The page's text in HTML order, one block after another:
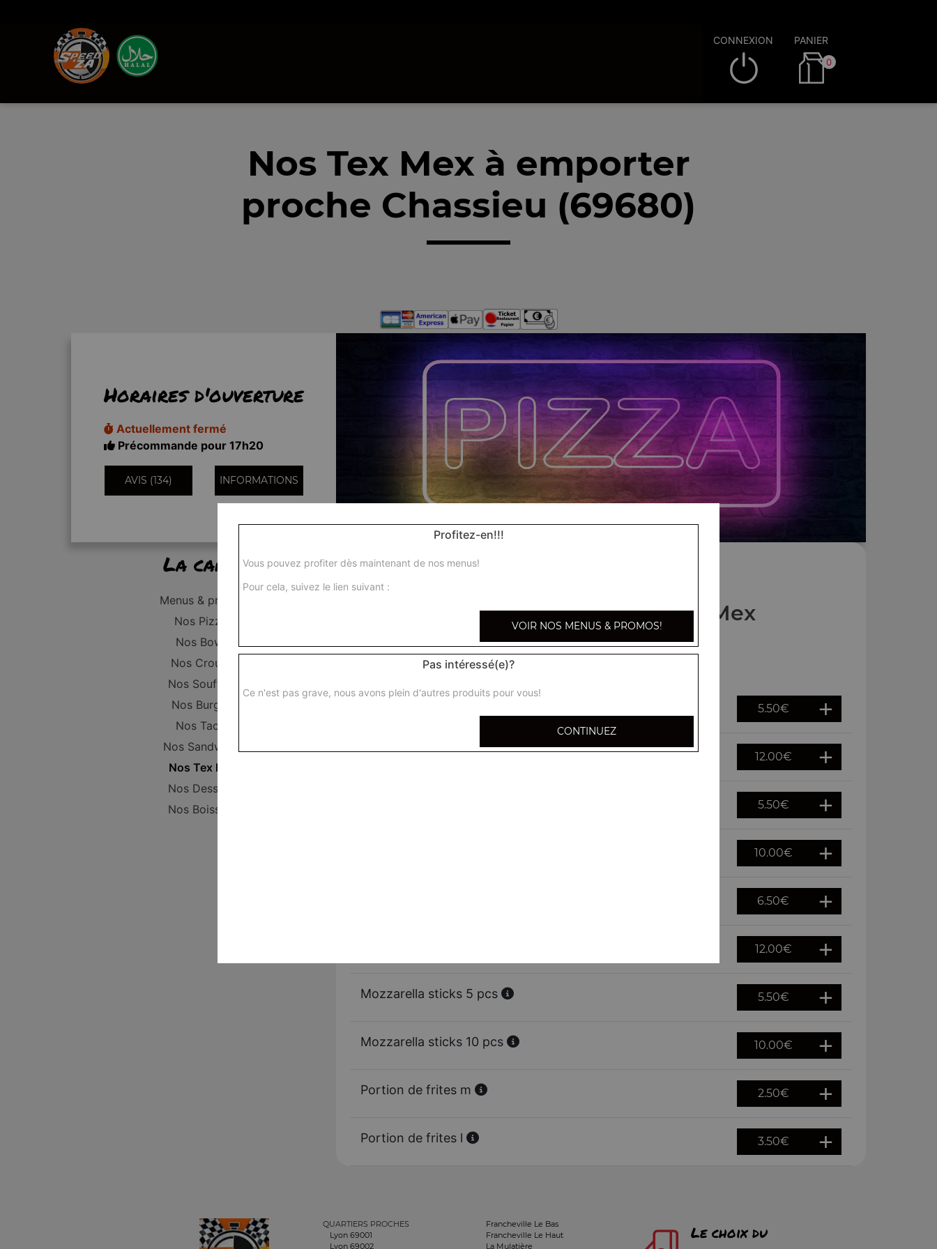
CONNEXION PANIER
0
Nos Tex Mex à emporter
proche Chassieu (69680)
Horaires d'ouverture
Actuellement fermé
Précommande pour 17h20
AVIS (134) INFORMATIONS
La carte
Menus & promos
Nos Pizzas
Nos Bowls
Nos Crousty
Nos Soufflets
Nos Burgers
Nos Tacos
Nos Sandwichs
Nos Tex Mex
Nos Desserts
Nos Boissons
Nos Tex Mex
5.50€
Chicken wings 10 pcs 12.00€
5.50€
10.00€
6.50€
12.00€
Mozzarella sticks 5 pcs 5.50€
Mozzarella sticks 10 pcs 10.00€
Portion de frites m 2.50€
Portion de frites l 3.50€
QUARTIERS PROCHES
Lyon 69001
Lyon 69002
Francheville Le Bas
Francheville Le Haut
La Mulatière
Le choix du
Profitez-en!!!
Vous pouvez profiter dès maintenant de nos menus!
Pour cela, suivez le lien suivant :
VOIR NOS MENUS & PROMOS!
Pas intéressé(e)?
Ce n'est pas grave, nous avons plein d'autres produits pour vous!
CONTINUEZ